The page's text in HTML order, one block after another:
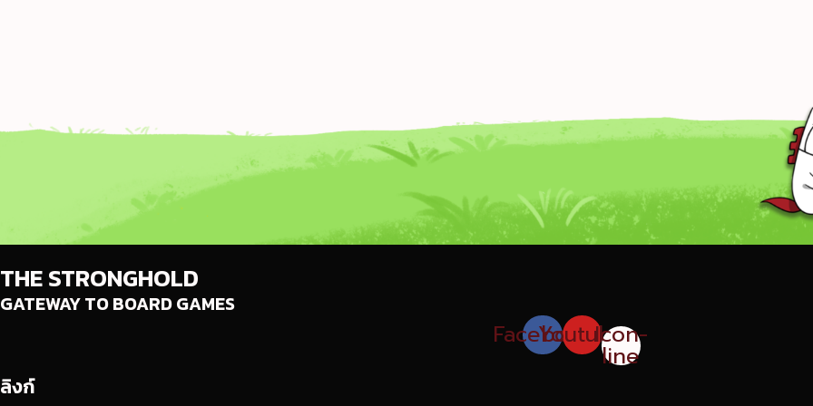
THE STRONGHOLD
GATEWAY TO BOARD GAMES
Facebook
Youtube
Icon-
line
ลิงก์